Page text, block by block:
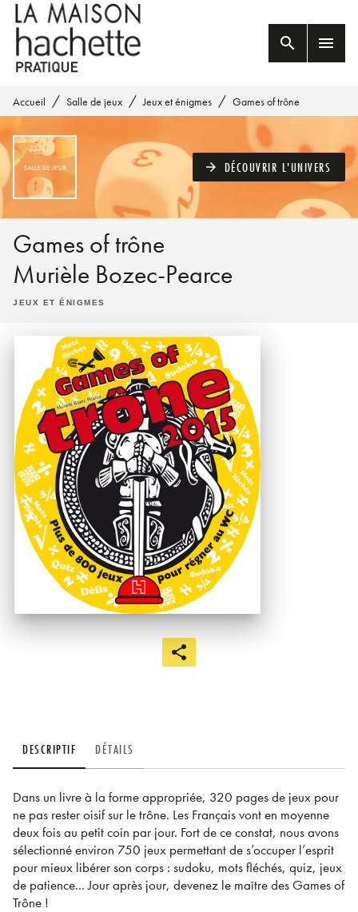
MENU RECHERCHE
PIED DE PAGE
search menu
Accueil / Salle de jeux / Jeux et énigmes / Games of trône
arrow_forward DÉCOUVRIR L'UNIVERS
Games of trône
Murièle Bozec-Pearce
JEUX ET ÉNIGMES
DESCRIPTIF DÉTAILS
Dans un livre à la forme appropriée, 320 pages de jeux pour
ne pas rester oisif sur le trône. Les Français vont en moyenne
deux fois au petit coin par jour. Fort de ce constat, nous avons
sélectionné environ 750 jeux permettant de s’occuper l’esprit
pour mieux libérer son corps : sudoku, mots fléchés, quiz, jeux
de patience... Jour après jour, devenez le maître des Games of
Trône !